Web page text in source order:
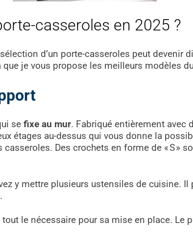
casseroles en 2025 ?
d’un porte-casseroles peut devenir
que je vous propose les meilleurs modèles
se fixe au mur. Fabriqué entièrement avec
étages au-dessus qui vous donne la
Des crochets en forme de « S »
y mettre plusieurs ustensiles de cuisine.
le nécessaire pour sa mise en place.